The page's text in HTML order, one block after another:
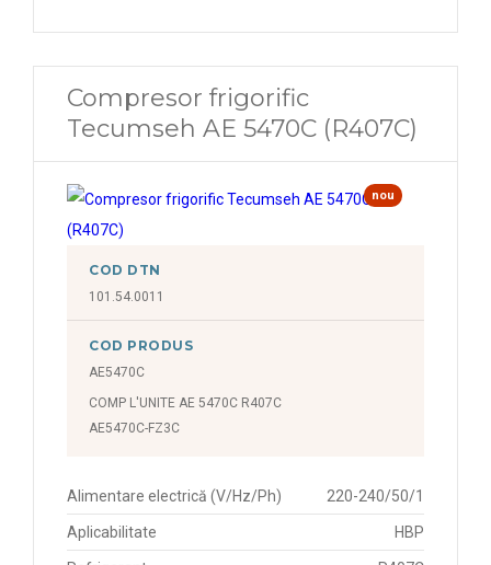
Compresor frigorific
Tecumseh AE 5470C (R407C)
nou
COD DTN
101.54.0011
COD PRODUS
AE5470C
COMP L'UNITE AE 5470C R407C
AE5470C-FZ3C
Alimentare electrică (V/Hz/Ph) 220-240/50/1
Aplicabilitate HBP